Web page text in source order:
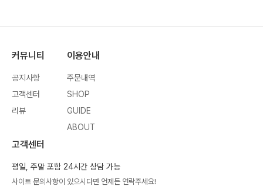
커뮤니티
공지사항
고객센터
리뷰
이용안내
주문내역
SHOP
GUIDE
ABOUT
고객센터
평일, 주말 포함 24시간 상담 가능
사이트 문의사항이 있으시다면 언제든 연락주세요!